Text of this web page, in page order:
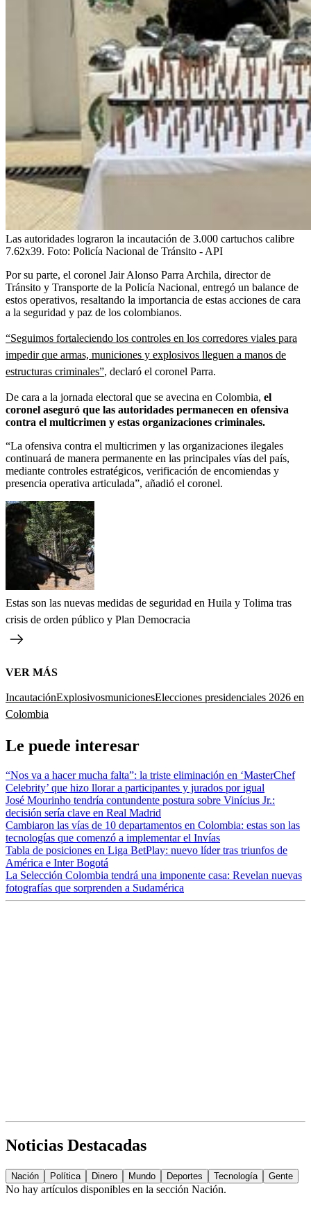
Las autoridades lograron la incautación de 3.000 cartuchos calibre
7.62x39. Foto: Policía Nacional de Tránsito - API
Por su parte, el coronel Jair Alonso Parra Archila, director de
Tránsito y Transporte de la Policía Nacional, entregó un balance de
estos operativos, resaltando la importancia de estas acciones de cara
a la seguridad y paz de los colombianos.
“Seguimos fortaleciendo los controles en los corredores viales para
impedir que armas, municiones y explosivos lleguen a manos de
estructuras criminales”, declaró el coronel Parra.
De cara a la jornada electoral que se avecina en Colombia, el
coronel aseguró que las autoridades permanecen en ofensiva
contra el multicrimen y estas organizaciones criminales.
“La ofensiva contra el multicrimen y las organizaciones ilegales
continuará de manera permanente en las principales vías del país,
mediante controles estratégicos, verificación de encomiendas y
presencia operativa articulada”, añadió el coronel.
Estas son las nuevas medidas de seguridad en Huila y Tolima tras
crisis de orden público y Plan Democracia
VER MÁS
IncautaciónExplosivosmunicionesElecciones presidenciales 2026 en
Colombia
Le puede interesar
“Nos va a hacer mucha falta”: la triste eliminación en ‘MasterChef
Celebrity’ que hizo llorar a participantes y jurados por igual
José Mourinho tendría contundente postura sobre Vinícius Jr.:
decisión sería clave en Real Madrid
Cambiaron las vías de 10 departamentos en Colombia: estas son las
tecnologías que comenzó a implementar el Invías
Tabla de posiciones en Liga BetPlay: nuevo líder tras triunfos de
América e Inter Bogotá
La Selección Colombia tendrá una imponente casa: Revelan nuevas
fotografías que sorprenden a Sudamérica
Noticias Destacadas
Nación Política Dinero Mundo Deportes Tecnología Gente
No hay artículos disponibles en la sección Nación.